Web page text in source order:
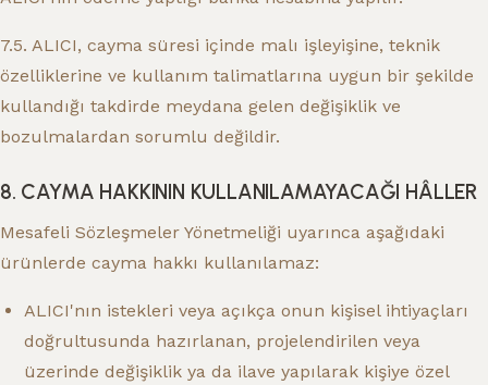
7.5. ALICI, cayma süresi içinde malı işleyişine, teknik
özelliklerine ve kullanım talimatlarına uygun bir şekilde
kullandığı takdirde meydana gelen değişiklik ve
bozulmalardan sorumlu değildir.
8. CAYMA HAKKININ KULLANILAMAYACAĞI HÂLLER
Mesafeli Sözleşmeler Yönetmeliği uyarınca aşağıdaki
ürünlerde cayma hakkı kullanılamaz:
ALICI'nın istekleri veya açıkça onun kişisel ihtiyaçları
doğrultusunda hazırlanan, projelendirilen veya
üzerinde değişiklik ya da ilave yapılarak kişiye özel